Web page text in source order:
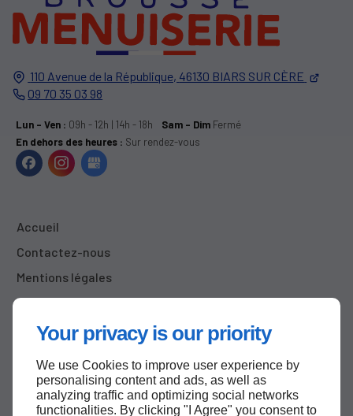
Your privacy is our priority
We use Cookies to improve user experience by
personalising content and ads, as well as
analyzing traffic and optimizing social networks
functionalities. By clicking "I Agree" you consent to
110 Avenue de la République, 46130 BIARS SUR CÈRE
09 70 35 03 98
Lun - Ven : 09h - 12h | 14h - 18h Sam - Dim Fermé
En dehors des heures : Sur rendez-vous
Accueil
Contactez-nous
Mentions légales
Plan du site
Haut de page